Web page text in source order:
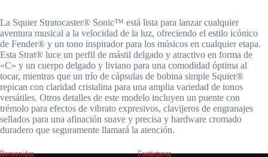
La Squier Stratocaster® Sonic™ está lista para lanzar cualquier
aventura musical a la velocidad de la luz, ofreciendo el estilo icónico
de Fender® y un tono inspirador para los músicos en cualquier etapa.
Esta Strat® luce un perfil de mástil delgado y atractivo en forma de
«C» y un cuerpo delgado y liviano para una comodidad óptima al
tocar, mientras que un trío de cápsulas de bobina simple Squier®
repican con claridad cristalina para una amplia variedad de tonos
versátiles. Otros detalles de este modelo incluyen un puente con
trémolo para efectos de vibrato expresivos, clavijeros de engranajes
sellados para una afinación suave y precisa y hardware cromado
duradero que seguramente llamará la atención.
Bienvenidos Contáctanos